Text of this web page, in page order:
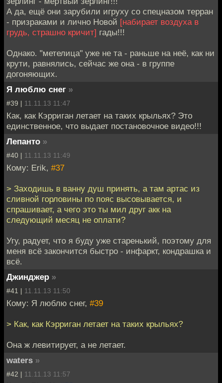
А да, ещё они зарубили игруху со спецназом терран
- призраками и лично Новой [набирает воздуха в
грудь, страшно кричит] гады!!!
Однако. "метелица" уже не та - раньше на неё, как ни
крути, равнялись, сейчас же она - в группе
догоняющих.
Я люблю снег »
#39 | 11.11.13 11:47
Как, как Кэрриган летает на таких крыльях? Это
единственное, что выдает постановочное видео!!!
Лепанто »
#40 | 11.11.13 11:49
Кому: Erik, #37
> Заходишь в ванну душ принять, а там артас из
сливной горловины по пояс высовывается, и
спрашивает, а чего это ты мил друг акк на
следующий месяц не оплати?
Угу, радует, что я буду уже старенький, поэтому для
меня всё закончится быстро - инфаркт, кондрашка и
всё.
Джинджер »
#41 | 11.11.13 11:50
Кому: Я люблю снег, #39
> Как, как Кэрриган летает на таких крыльях?
Она ж левитирует, а не летает.
waters »
#42 | 11.11.13 11:57